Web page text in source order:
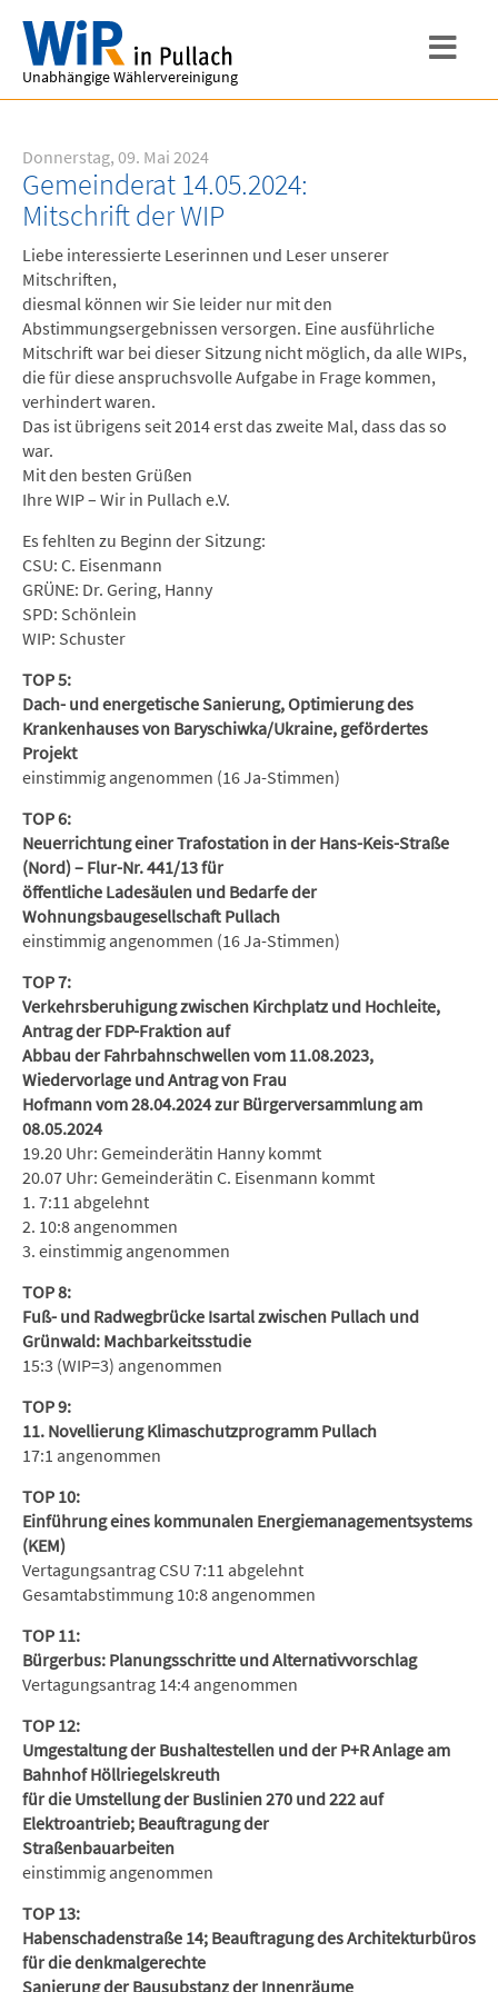
Unabhängige Wählervereinigung
Donnerstag, 09. Mai 2024
Gemeinderat 14.05.2024:
Mitschrift der WIP
Liebe interessierte Leserinnen und Leser unserer
Mitschriften,
diesmal können wir Sie leider nur mit den
Abstimmungsergebnissen versorgen. Eine ausführliche
Mitschrift war bei dieser Sitzung nicht möglich, da alle WIPs,
die für diese anspruchsvolle Aufgabe in Frage kommen,
verhindert waren.
Das ist übrigens seit 2014 erst das zweite Mal, dass das so
war.
Mit den besten Grüßen
Ihre WIP – Wir in Pullach e.V.
Es fehlten zu Beginn der Sitzung:
CSU: C. Eisenmann
GRÜNE: Dr. Gering, Hanny
SPD: Schönlein
WIP: Schuster
TOP 5:
Dach- und energetische Sanierung, Optimierung des
Krankenhauses von Baryschiwka/Ukraine, gefördertes
Projekt
einstimmig angenommen (16 Ja-Stimmen)
TOP 6:
Neuerrichtung einer Trafostation in der Hans-Keis-Straße
(Nord) – Flur-Nr. 441/13 für
öffentliche Ladesäulen und Bedarfe der
Wohnungsbaugesellschaft Pullach
einstimmig angenommen (16 Ja-Stimmen)
TOP 7:
Verkehrsberuhigung zwischen Kirchplatz und Hochleite,
Antrag der FDP-Fraktion auf
Abbau der Fahrbahnschwellen vom 11.08.2023,
Wiedervorlage und Antrag von Frau
Hofmann vom 28.04.2024 zur Bürgerversammlung am
08.05.2024
19.20 Uhr: Gemeinderätin Hanny kommt
20.07 Uhr: Gemeinderätin C. Eisenmann kommt
1. 7:11 abgelehnt
2. 10:8 angenommen
3. einstimmig angenommen
TOP 8:
Fuß- und Radwegbrücke Isartal zwischen Pullach und
Grünwald: Machbarkeitsstudie
15:3 (WIP=3) angenommen
TOP 9:
11. Novellierung Klimaschutzprogramm Pullach
17:1 angenommen
TOP 10:
Einführung eines kommunalen Energiemanagementsystems
(KEM)
Vertagungsantrag CSU 7:11 abgelehnt
Gesamtabstimmung 10:8 angenommen
TOP 11:
Bürgerbus: Planungsschritte und Alternativvorschlag
Vertagungsantrag 14:4 angenommen
TOP 12:
Umgestaltung der Bushaltestellen und der P+R Anlage am
Bahnhof Höllriegelskreuth
für die Umstellung der Buslinien 270 und 222 auf
Elektroantrieb; Beauftragung der
Straßenbauarbeiten
einstimmig angenommen
TOP 13:
Habenschadenstraße 14; Beauftragung des Architekturbüros
für die denkmalgerechte
Sanierung der Bausubstanz der Innenräume